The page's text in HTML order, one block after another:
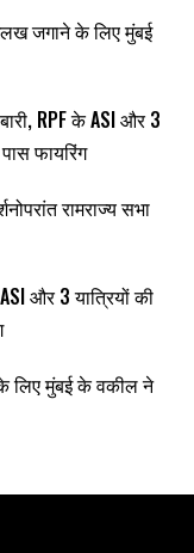
जगाने के लिए मुंबई
RPF के ASI और 3
फायरिंग
रामराज्य सभा
और 3 यात्रियों की
लिए मुंबई के वकील ने